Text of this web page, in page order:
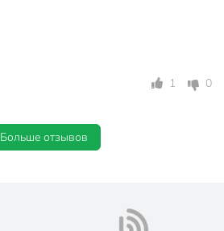
1 0
Больше отзывов